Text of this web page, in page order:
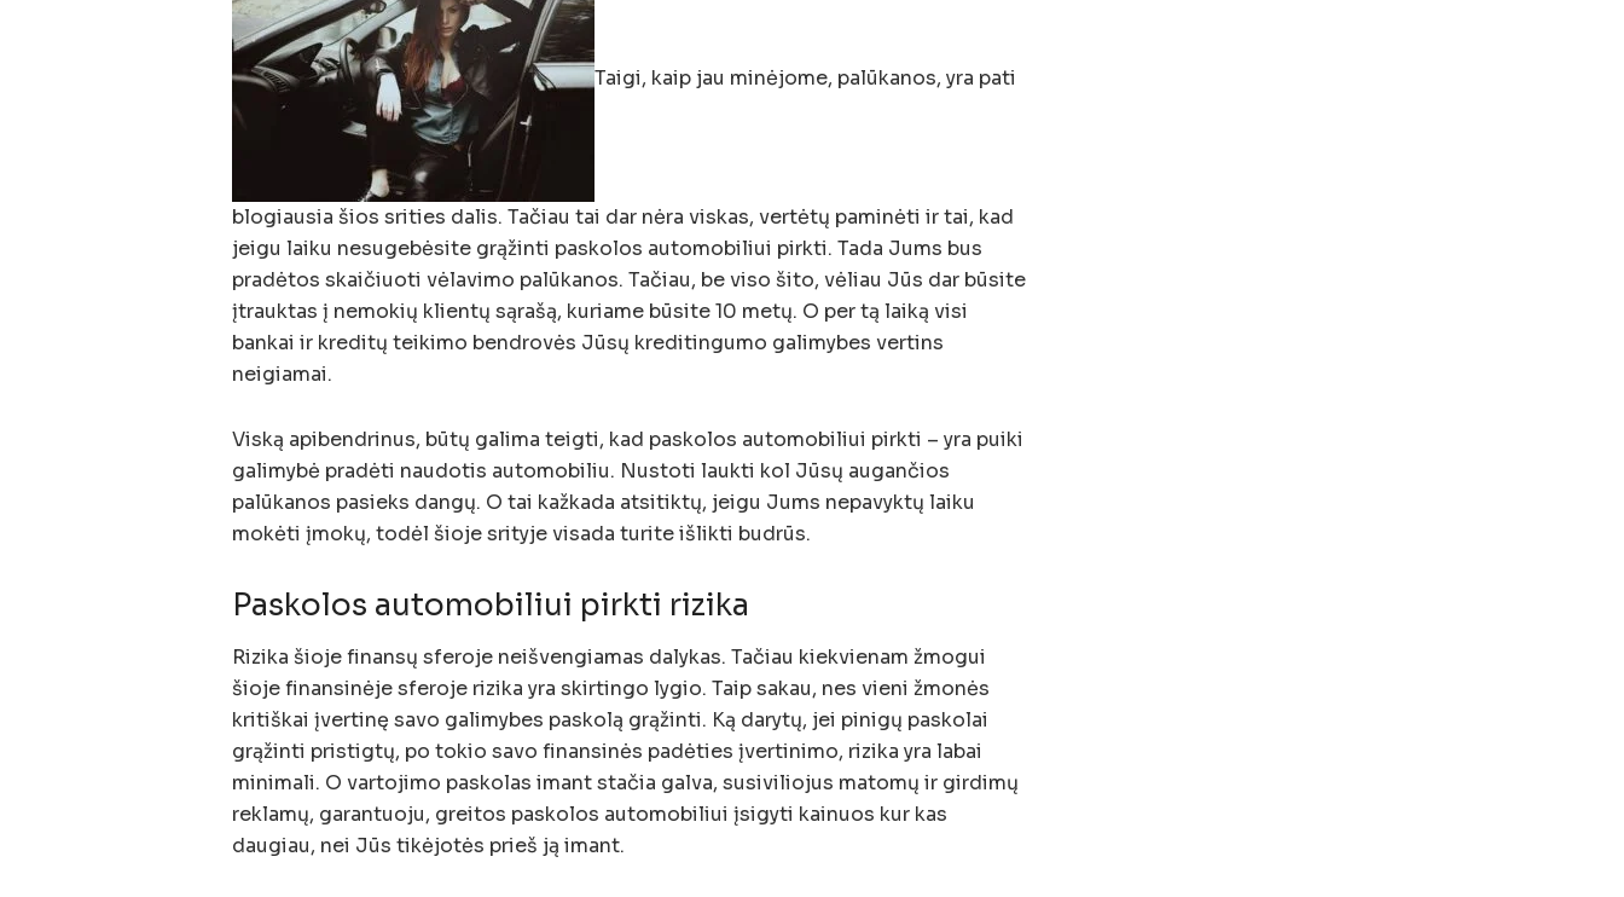
Taigi, kaip jau minėjome, palūkanos, yra pati
blogiausia šios srities dalis. Tačiau tai dar nėra viskas, vertėtų paminėti ir tai, kad
jeigu laiku nesugebėsite grąžinti paskolos automobiliui pirkti. Tada Jums bus
pradėtos skaičiuoti vėlavimo palūkanos. Tačiau, be viso šito, vėliau Jūs dar būsite
įtrauktas į nemokių klientų sąrašą, kuriame būsite 10 metų. O per tą laiką visi
bankai ir kreditų teikimo bendrovės Jūsų kreditingumo galimybes vertins
neigiamai.
Viską apibendrinus, būtų galima teigti, kad paskolos automobiliui pirkti – yra puiki
galimybė pradėti naudotis automobiliu. Nustoti laukti kol Jūsų augančios
palūkanos pasieks dangų. O tai kažkada atsitiktų, jeigu Jums nepavyktų laiku
mokėti įmokų, todėl šioje srityje visada turite išlikti budrūs.
Paskolos automobiliui pirkti rizika
Rizika šioje finansų sferoje neišvengiamas dalykas. Tačiau kiekvienam žmogui
šioje finansinėje sferoje rizika yra skirtingo lygio. Taip sakau, nes vieni žmonės
kritiškai įvertinę savo galimybes paskolą grąžinti. Ką darytų, jei pinigų paskolai
grąžinti pristigtų, po tokio savo finansinės padėties įvertinimo, rizika yra labai
minimali. O vartojimo paskolas imant stačia galva, susiviliojus matomų ir girdimų
reklamų, garantuoju, greitos paskolos automobiliui įsigyti kainuos kur kas
daugiau, nei Jūs tikėjotės prieš ją imant.